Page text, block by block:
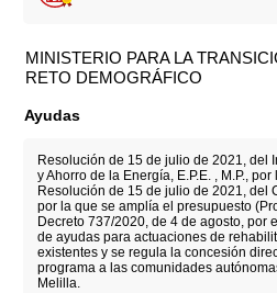
MINISTERIO PARA LA
RETO DEMOGRÁFICO
Ayudas
Resolución de 15 de julio de 2021, del
y Ahorro de la Energía, E.P.E. , M.P.,
Resolución de 15 de julio de 2021, del
por la que se amplía el presupuesto
Decreto 737/2020, de 4 de agosto, por
de ayudas para actuaciones de
existentes y se regula la concesión
programa a las comunidades
Melilla.